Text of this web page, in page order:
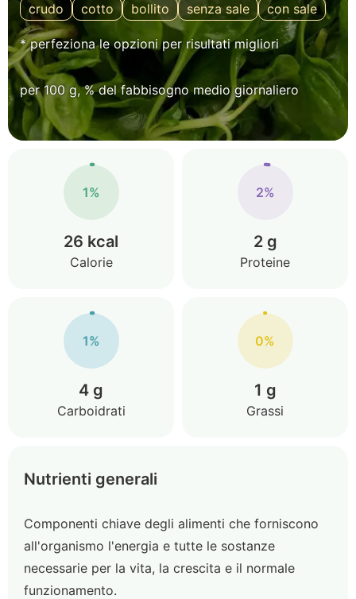
crudo cotto bollito senza sale con sale
* perfeziona le opzioni per risultati migliori
per 100 g, % del fabbisogno medio giornaliero
1%
26 kcal
Calorie
2%
2 g
Proteine
1%
4 g
Carboidrati
0%
1 g
Grassi
Nutrienti generali
Componenti chiave degli alimenti che forniscono
all'organismo l'energia e tutte le sostanze
necessarie per la vita, la crescita e il normale
funzionamento.